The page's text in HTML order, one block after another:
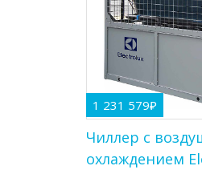
1 231 579₽
Чиллер с
охлаждением